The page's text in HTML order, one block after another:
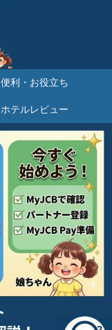
便利・お役立ち
ホテルレビュー